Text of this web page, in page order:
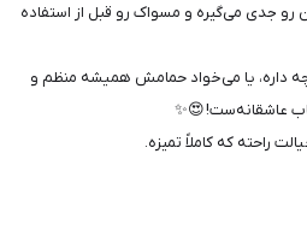
جدی می‌گیره و مسواک رو قبل از استفاده
داره، یا می‌خواد حمامش همیشه منظم و
عاشقانه‌ست! 😍✨
راحته که کاملاً تمیزه.